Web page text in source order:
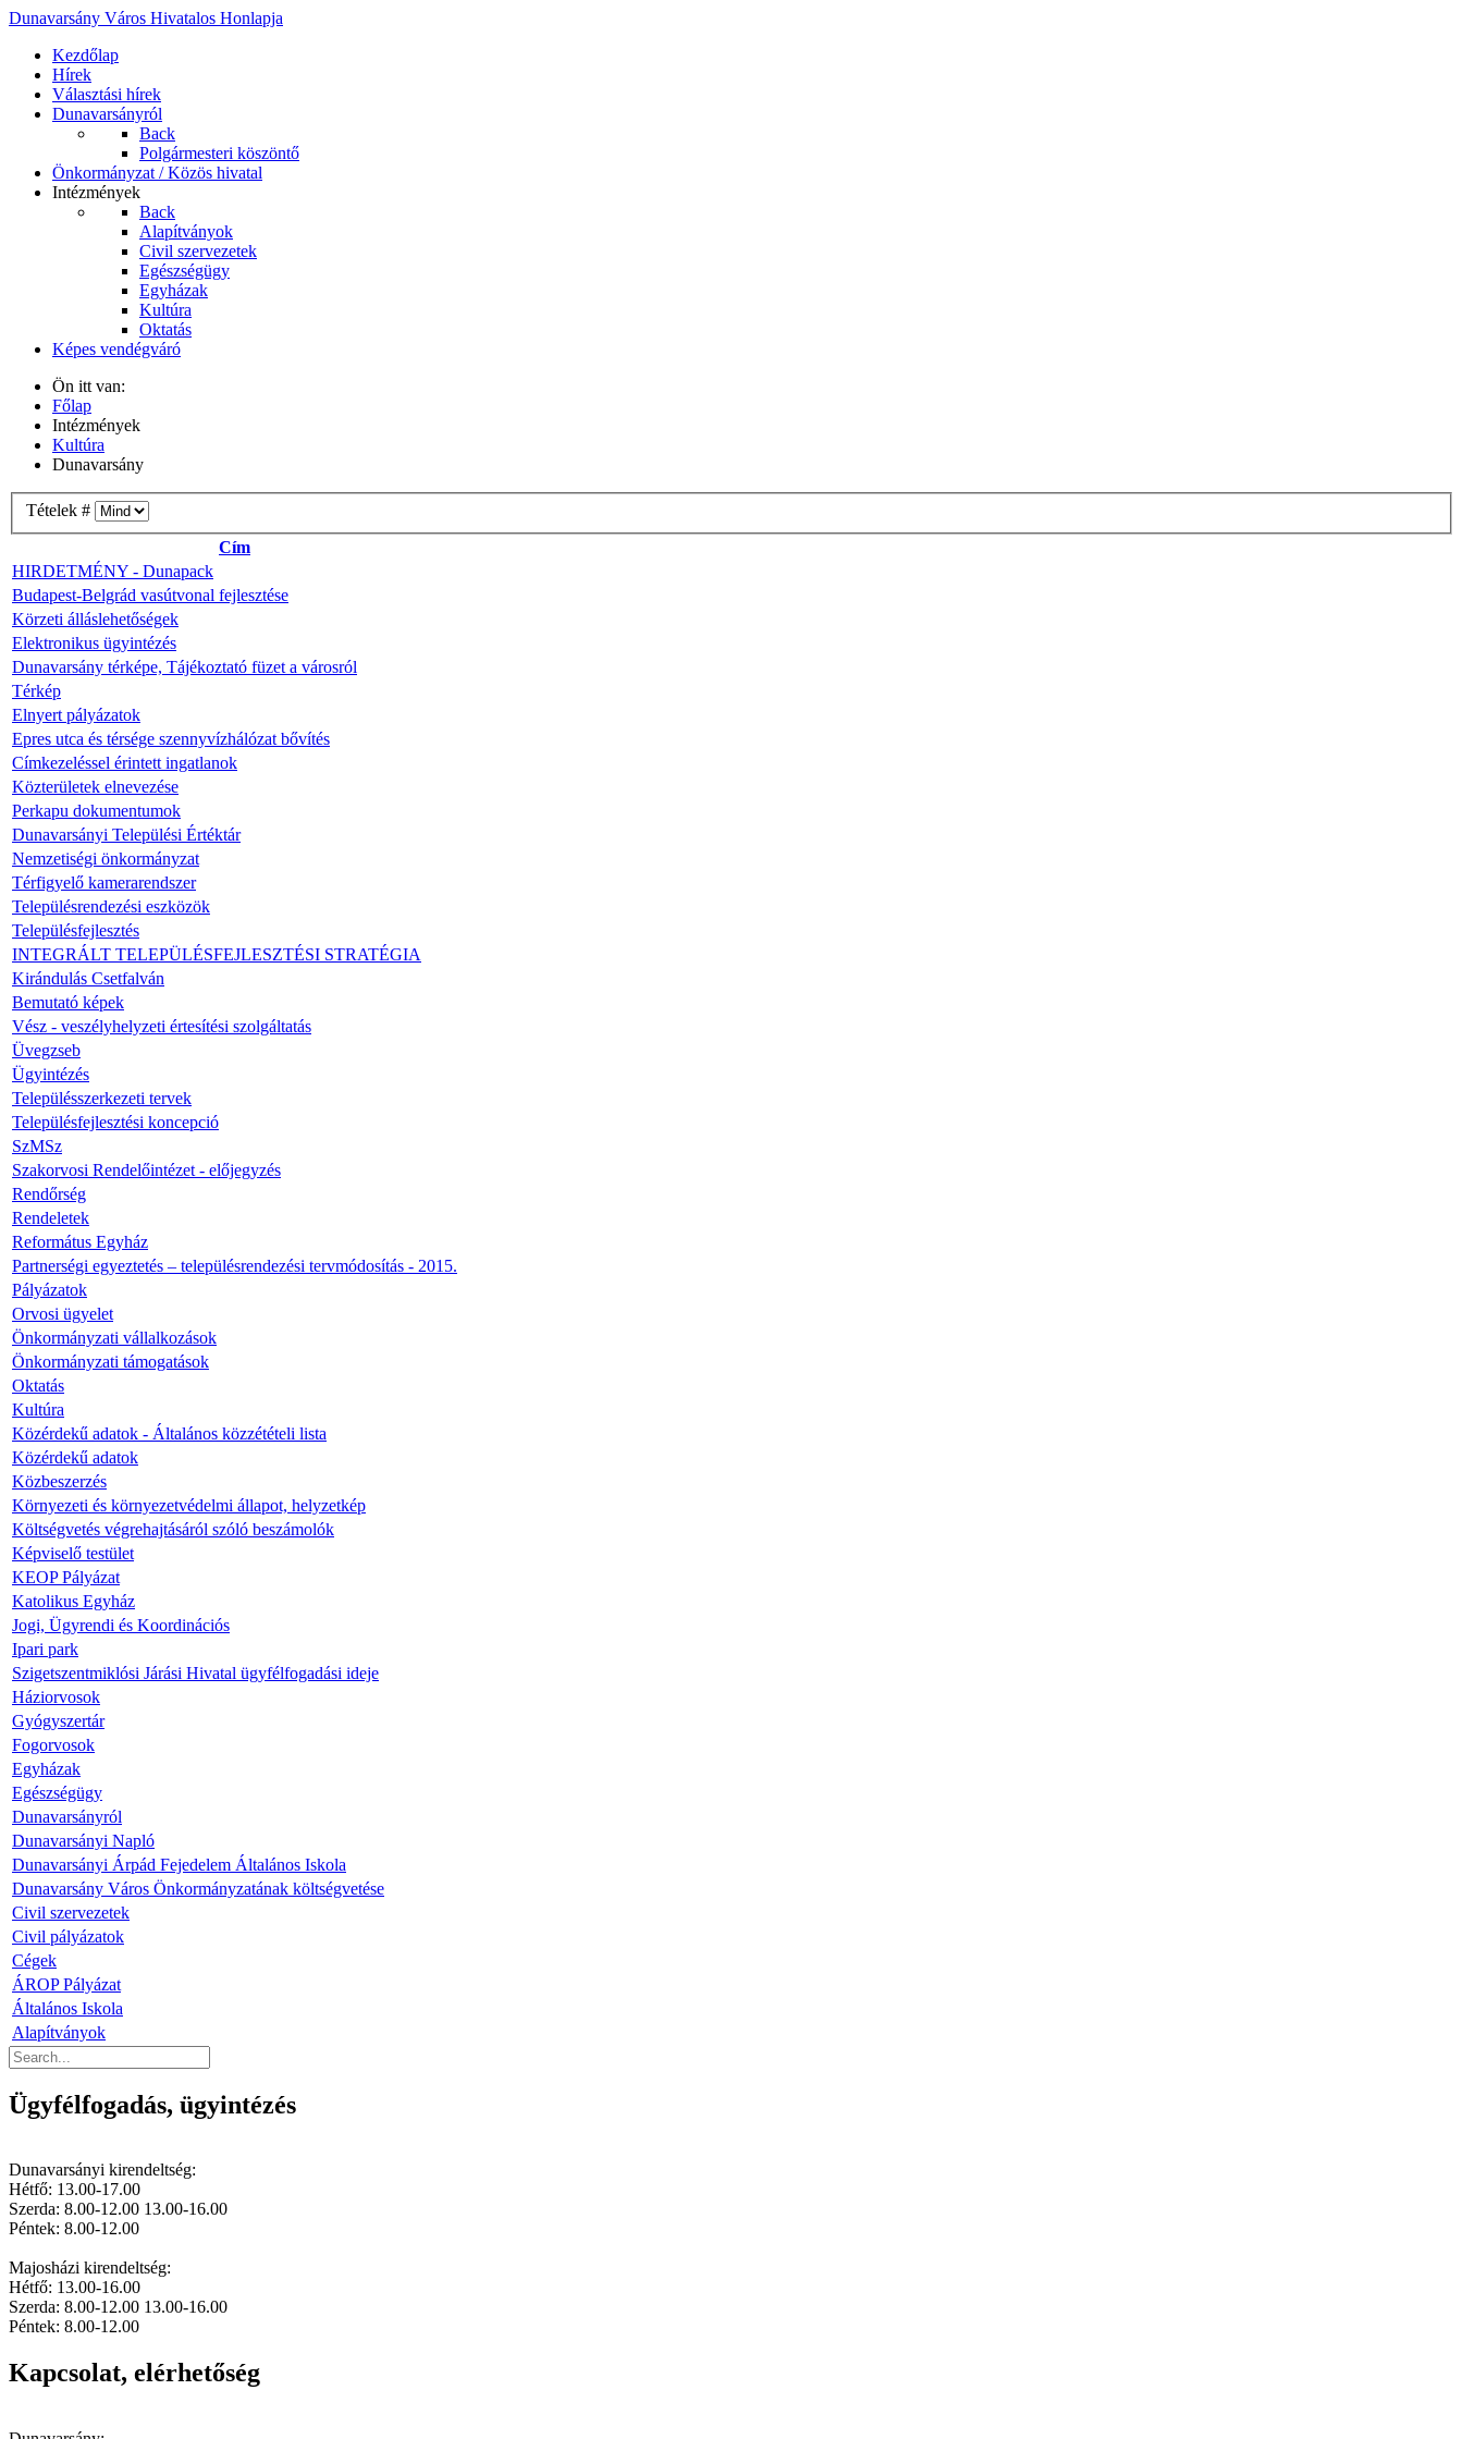
Dunavarsány Város Hivatalos Honlapja
Kezdőlap
Hírek
Választási hírek
Dunavarsányról
Back
Polgármesteri köszöntő
Önkormányzat / Közös hivatal
Intézmények
Back
Alapítványok
Civil szervezetek
Egészségügy
Egyházak
Kultúra
Oktatás
Képes vendégváró
Ön itt van:
Főlap
Intézmények
Kultúra
Dunavarsány
Tételek #
Cím
HIRDETMÉNY - Dunapack
Budapest-Belgrád vasútvonal fejlesztése
Körzeti álláslehetőségek
Elektronikus ügyintézés
Dunavarsány térképe, Tájékoztató füzet a városról
Térkép
Elnyert pályázatok
Epres utca és térsége szennyvízhálózat bővítés
Címkezeléssel érintett ingatlanok
Közterületek elnevezése
Perkapu dokumentumok
Dunavarsányi Települési Értéktár
Nemzetiségi önkormányzat
Térfigyelő kamerarendszer
Településrendezési eszközök
Településfejlesztés
INTEGRÁLT TELEPÜLÉSFEJLESZTÉSI STRATÉGIA
Kirándulás Csetfalván
Bemutató képek
Vész - veszélyhelyzeti értesítési szolgáltatás
Üvegzseb
Ügyintézés
Településszerkezeti tervek
Településfejlesztési koncepció
SzMSz
Szakorvosi Rendelőintézet - előjegyzés
Rendőrség
Rendeletek
Református Egyház
Partnerségi egyeztetés – településrendezési tervmódosítás - 2015.
Pályázatok
Orvosi ügyelet
Önkormányzati vállalkozások
Önkormányzati támogatások
Oktatás
Kultúra
Közérdekű adatok - Általános közzétételi lista
Közérdekű adatok
Közbeszerzés
Környezeti és környezetvédelmi állapot, helyzetkép
Költségvetés végrehajtásáról szóló beszámolók
Képviselő testület
KEOP Pályázat
Katolikus Egyház
Jogi, Ügyrendi és Koordinációs
Ipari park
Szigetszentmiklósi Járási Hivatal ügyfélfogadási ideje
Háziorvosok
Gyógyszertár
Fogorvosok
Egyházak
Egészségügy
Dunavarsányról
Dunavarsányi Napló
Dunavarsányi Árpád Fejedelem Általános Iskola
Dunavarsány Város Önkormányzatának költségvetése
Civil szervezetek
Civil pályázatok
Cégek
ÁROP Pályázat
Általános Iskola
Alapítványok
Ügyfélfogadás, ügyintézés
Dunavarsányi kirendeltség:
Hétfő: 13.00-17.00
Szerda: 8.00-12.00 13.00-16.00
Péntek: 8.00-12.00
Majosházi kirendeltség:
Hétfő: 13.00-16.00
Szerda: 8.00-12.00 13.00-16.00
Péntek: 8.00-12.00
Kapcsolat, elérhetőség